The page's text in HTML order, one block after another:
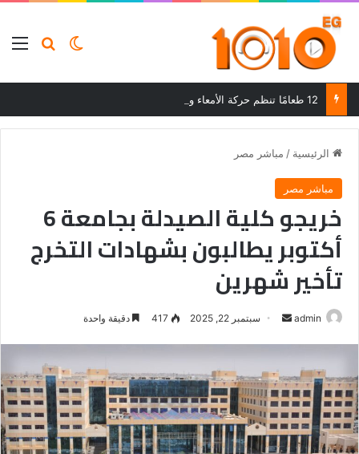
بحثالوضع
الرئيسية / مباشر مصر
مباشر مصر
خريجو كلية الصيدلة بجامعة 6
أكتوبر يطالبون بشهادات التخرج
تأخير شهرين
admin
أرسل سبتمبر 22, 2025 417 دقيقة واحدة